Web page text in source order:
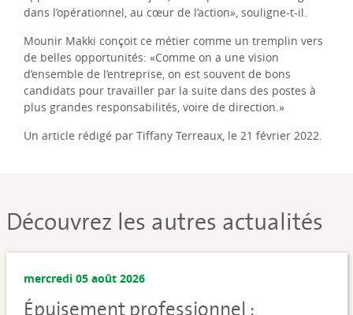
dans l’opérationnel, au cœur de l’action», souligne-t-il.
Mounir Makki conçoit ce métier comme un tremplin vers
de belles opportunités: «Comme on a une vision
d’ensemble de l’entreprise, on est souvent de bons
candidats pour travailler par la suite dans des postes à
plus grandes responsabilités, voire de direction.»
Un article rédigé par Tiffany Terreaux, le 21 février 2022.
Découvrez les autres actualités
mercredi 05 août 2026